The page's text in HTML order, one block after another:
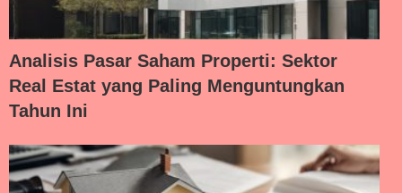
Analisis Pasar Saham Properti: Sektor
Real Estat yang Paling Menguntungkan
Tahun Ini